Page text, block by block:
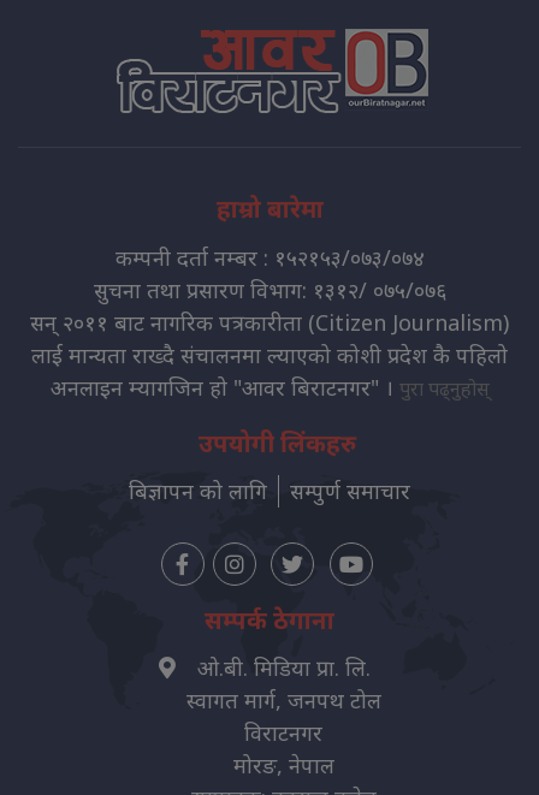
हाम्रो बारेमा
कम्पनी दर्ता नम्बर : १५२१५३/०७३/०७४
सुचना तथा प्रसारण विभाग: १३१२/ ०७५/०७६
सन् २०११ बाट नागरिक पत्रकारीता (Citizen Journalism)
लाई मान्यता राख्दै संचालनमा ल्याएको कोशी प्रदेश कै पहिलो
अनलाइन म्यागजिन हो "आवर बिराटनगर" । पुरा पढ्नुहोस्
उपयोगी लिंकहरु
बिज्ञापन को लागि सम्पुर्ण समाचार
सम्पर्क ठेगाना
ओ.बी. मिडिया प्रा. लि.
स्वागत मार्ग, जनपथ टोल
विराटनगर
मोरङ, नेपाल